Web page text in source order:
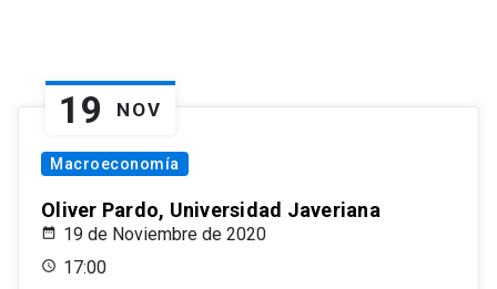
19 NOV
Macroeconomía
Oliver Pardo, Universidad Javeriana
19 de Noviembre de 2020
17:00